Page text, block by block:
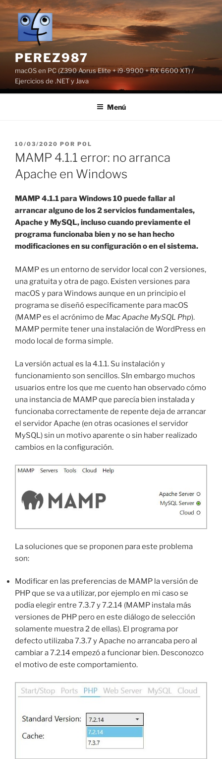
Saltar
contenido
PEREZ987
macOS en PC (Z390 Aorus Elite + i9-9900 + RX 6600 XT) /
Ejercicios de .NET y Java
Menú
PUBLICADO
EL
10/03/2020 POR POL
MAMP 4.1.1 error: no arranca
Apache en Windows
MAMP 4.1.1 para Windows 10 puede fallar al
arrancar alguno de los 2 servicios fundamentales,
Apache y MySQL, incluso cuando previamente el
programa funcionaba bien y no se han hecho
modificaciones en su configuración o en el sistema.
MAMP es un entorno de servidor local con 2 versiones,
una gratuita y otra de pago. Existen versiones para
macOS y para Windows aunque en un principio el
programa se diseñó específicamente para macOS
(MAMP es el acrónimo de Mac Apache MySQL Php).
MAMP permite tener una instalación de WordPress en
modo local de forma simple.
La versión actual es la 4.1.1. Su instalación y
funcionamiento son sencillos. SIn embargo muchos
usuarios entre los que me cuento han observado cómo
una instancia de MAMP que parecía bien instalada y
funcionaba correctamente de repente deja de arrancar
el servidor Apache (en otras ocasiones el servidor
MySQL) sin un motivo aparente o sin haber realizado
cambios en la configuración.
La soluciones que se proponen para este problema
son:
Modificar en las preferencias de MAMP la versión de
PHP que se va a utilizar, por ejemplo en mi caso se
podía elegir entre 7.3.7 y 7.2.14 (MAMP instala más
versiones de PHP pero en este diálogo de selección
solamente muestra 2 de ellas). El programa por
defecto utilizaba 7.3.7 y Apache no arrancaba pero al
cambiar a 7.2.14 empezó a funcionar bien. Desconozco
el motivo de este comportamiento.